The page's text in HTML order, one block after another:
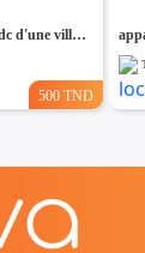
un studio s+2 vide au rdc d'une villa a louer situé a bardo prés de stade
500 TND